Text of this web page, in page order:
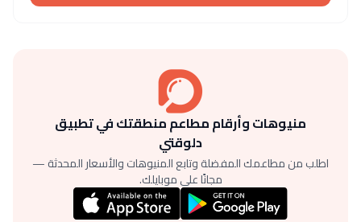
منيوهات وأرقام مطاعم منطقتك في تطبيق
دلوقتي
اطلب من مطاعمك المفضلة وتابع المنيوهات والأسعار المحدثة —
مجانًا على موبايلك.